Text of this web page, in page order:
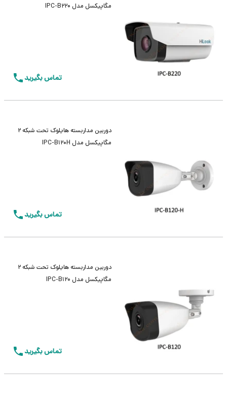
مگاپیکسل مدل IPC-B220
تماس بگیرید
دوربین مداربسته هایلوک تحت شبکه 2
مگاپیکسل مدل IPC-B120H
تماس بگیرید
دوربین مداربسته هایلوک تحت شبکه 2
مگاپیکسل مدل IPC-B120
تماس بگیرید